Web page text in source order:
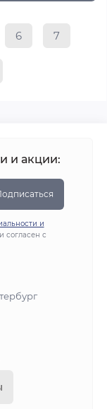
6 7
и акции:
и
согласен с